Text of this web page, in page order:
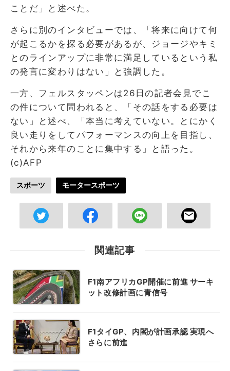
ことだ」と述べた。
さらに別のインタビューでは、「将来に向けて何
が起こるかを探る必要があるが、ジョージやキミ
とのラインアップに非常に満足しているという私
の発言に変わりはない」と強調した。
一方、フェルスタッペンは26日の記者会見でこ
の件について問われると、「その話をする必要は
ない」と述べ、「本当に考えていない。とにかく
良い走りをしてパフォーマンスの向上を目指し、
それから来年のことに集中する」と語った。
(c)AFP
スポーツ モータースポーツ
関連記事
F1南アフリカGP開催に前進 サーキ
ット改修計画に青信号
F1タイGP、内閣が計画承認 実現へ
さらに前進